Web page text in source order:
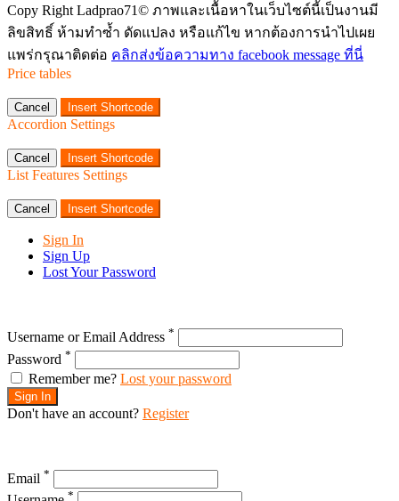
Copy Right Ladprao71© ภาพและเนื้อหาในเว็บไซต์นี้เป็นงานมี
ลิขสิทธิ์ ห้ามทำซ้ำ ดัดแปลง หรือแก้ไข หากต้องการนำไปเผย
แพร่กรุณาติดต่อ คลิกส่งข้อความทาง facebook message ที่นี่
Price tables
Cancel Insert Shortcode
Accordion Settings
Cancel Insert Shortcode
List Features Settings
Cancel Insert Shortcode
Sign In
Sign Up
Lost Your Password
Username or Email Address *
Password *
Remember me? Lost your password
Sign In
Don't have an account? Register
Email *
*